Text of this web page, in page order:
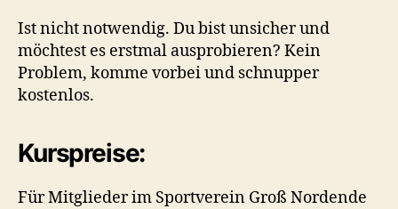
Ist nicht notwendig. Du bist unsicher und
möchtest es erstmal ausprobieren? Kein
Problem, komme vorbei und schnupper
kostenlos.
Kurspreise:
Für Mitglieder im Sportverein Groß Nordende